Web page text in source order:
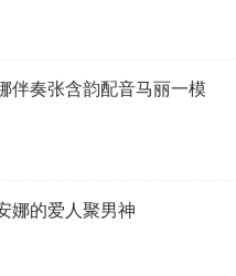
伴奏张含韵配音马丽一模
娜的爱人聚男神